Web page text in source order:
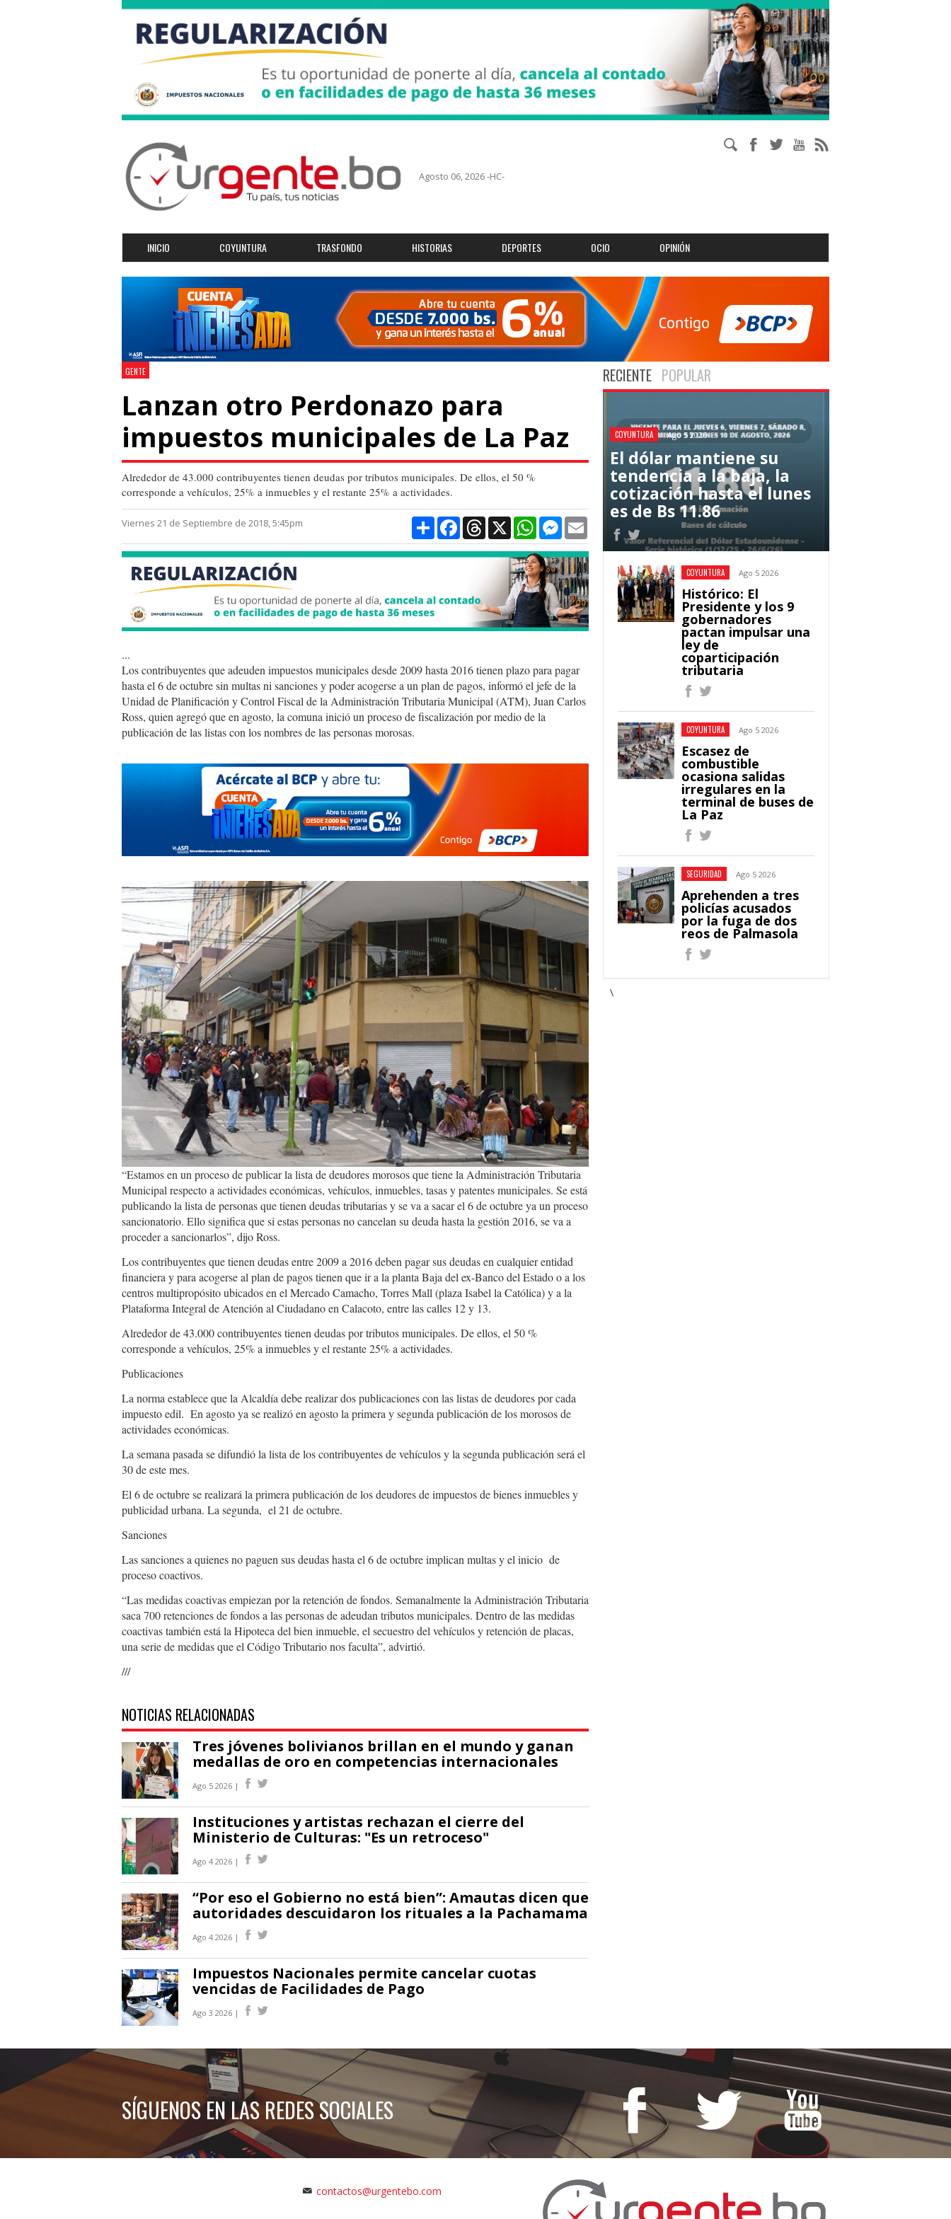
Agosto 06, 2026 -HC-
INICIO COYUNTURA TRASFONDO HISTORIAS DEPORTES OCIO OPINIÓN
GENTE
Lanzan otro Perdonazo para
impuestos municipales de La Paz
Alrededor de 43.000 contribuyentes tienen deudas por tributos municipales. De ellos, el 50 %
corresponde a vehículos, 25% a inmuebles y el restante 25% a actividades.
Viernes 21 de Septiembre de 2018, 5:45pm CompartirFacebookThreads
X WhatsAppMessengerEmail
...
Los contribuyentes que adeuden impuestos municipales desde 2009 hasta 2016 tienen plazo para pagar
hasta el 6 de octubre sin multas ni sanciones y poder acogerse a un plan de pagos, informó el jefe de la
Unidad de Planificación y Control Fiscal de la Administración Tributaria Municipal (ATM), Juan Carlos
Ross, quien agregó que en agosto, la comuna inició un proceso de fiscalización por medio de la
publicación de las listas con los nombres de las personas morosas.
Bco.Estado.jpg
“Estamos en un proceso de publicar la lista de deudores morosos que tiene la Administración Tributaria
Municipal respecto a actividades económicas, vehículos, inmuebles, tasas y patentes municipales. Se está
publicando la lista de personas que tienen deudas tributarias y se va a sacar el 6 de octubre ya un proceso
sancionatorio. Ello significa que si estas personas no cancelan su deuda hasta la gestión 2016, se va a
proceder a sancionarlos”, dijo Ross.
Los contribuyentes que tienen deudas entre 2009 a 2016 deben pagar sus deudas en cualquier entidad
financiera y para acogerse al plan de pagos tienen que ir a la planta Baja del ex-Banco del Estado o a los
centros multipropósito ubicados en el Mercado Camacho, Torres Mall (plaza Isabel la Católica) y a la
Plataforma Integral de Atención al Ciudadano en Calacoto, entre las calles 12 y 13.
Alrededor de 43.000 contribuyentes tienen deudas por tributos municipales. De ellos, el 50 %
corresponde a vehículos, 25% a inmuebles y el restante 25% a actividades.
Publicaciones
La norma establece que la Alcaldía debe realizar dos publicaciones con las listas de deudores por cada
impuesto edil. En agosto ya se realizó en agosto la primera y segunda publicación de los morosos de
actividades económicas.
La semana pasada se difundió la lista de los contribuyentes de vehículos y la segunda publicación será el
30 de este mes.
El 6 de octubre se realizará la primera publicación de los deudores de impuestos de bienes inmuebles y
publicidad urbana. La segunda, el 21 de octubre.
Sanciones
Las sanciones a quienes no paguen sus deudas hasta el 6 de octubre implican multas y el inicio de
proceso coactivos.
“Las medidas coactivas empiezan por la retención de fondos. Semanalmente la Administración Tributaria
saca 700 retenciones de fondos a las personas de adeudan tributos municipales. Dentro de las medidas
coactivas también está la Hipoteca del bien inmueble, el secuestro del vehículos y retención de placas,
una serie de medidas que el Código Tributario nos faculta”, advirtió.
///
NOTICIAS RELACIONADAS
Tres jóvenes bolivianos brillan en el mundo y ganan
medallas de oro en competencias internacionales
Ago 5 2026 |
Instituciones y artistas rechazan el cierre del
Ministerio de Culturas: "Es un retroceso"
Ago 4 2026 |
“Por eso el Gobierno no está bien”: Amautas dicen que
autoridades descuidaron los rituales a la Pachamama
Ago 4 2026 |
Impuestos Nacionales permite cancelar cuotas
vencidas de Facilidades de Pago
Ago 3 2026 |
RECIENTE POPULAR
COYUNTURA Ago 5 2026
El dólar mantiene su
tendencia a la baja, la
cotización hasta el lunes
es de Bs 11.86
COYUNTURA Ago 5 2026
Histórico: El
Presidente y los 9
gobernadores
pactan impulsar una
ley de
coparticipación
tributaria
COYUNTURA Ago 5 2026
Escasez de
combustible
ocasiona salidas
irregulares en la
terminal de buses de
La Paz
SEGURIDAD Ago 5 2026
Aprehenden a tres
policías acusados
por la fuga de dos
reos de Palmasola
\
SÍGUENOS EN LAS REDES SOCIALES
contactos@urgentebo.com